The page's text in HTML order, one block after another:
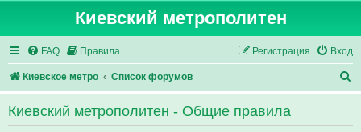
Киевский метрополитен
FAQ Правила Вход
Регистрация
Киевское метро Список форумов
о
Киевский метрополитен - Общие правила